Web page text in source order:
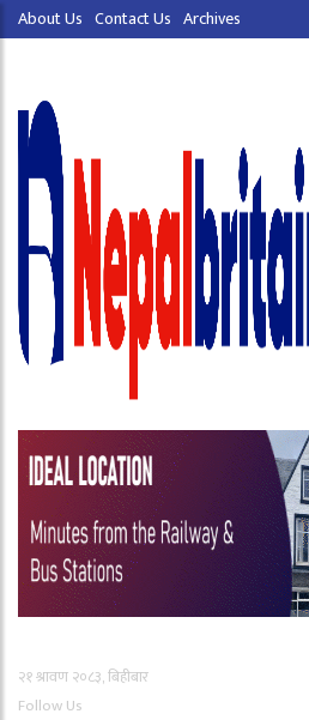
About Us Contact Us Archives
२१ श्रावण २०८३, बिहीबार
Follow Us